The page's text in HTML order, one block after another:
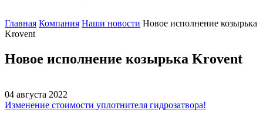
Главная Компания Наши новости Новое исполнение козырька
Krovent
Новое исполнение козырька Krovent
04 августа 2022
Изменение стоимости уплотнителя гидрозатвора!